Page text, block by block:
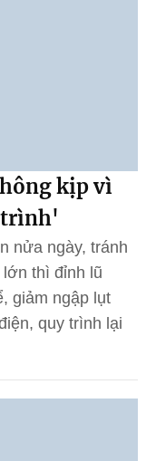
kịp vì
trình'
nửa ngày, tránh
thì đỉnh lũ
giảm ngập lụt
quy trình lại